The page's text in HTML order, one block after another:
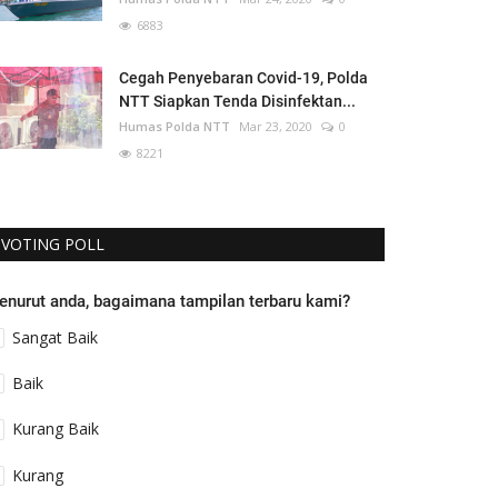
6883
Cegah Penyebaran Covid-19, Polda
NTT Siapkan Tenda Disinfektan...
Humas Polda NTT Mar 23, 2020
0
8221
VOTING POLL
anda, bagaimana tampilan terbaru kami?
Sangat Baik
Baik
Kurang Baik
Kurang